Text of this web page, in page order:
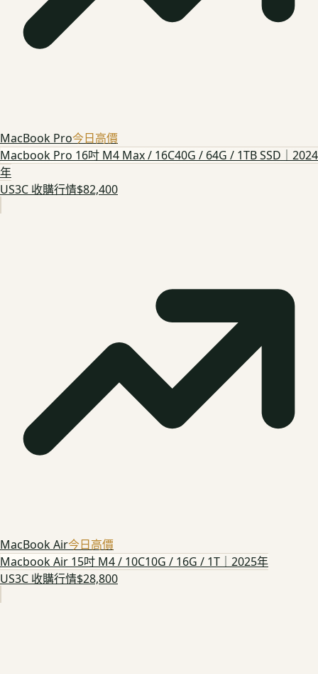
MacBook Pro今日高價
Macbook Pro 16吋 M4 Max / 16C40G / 64G / 1TB SSD｜2024
年
US3C 收購行情$82,400
MacBook Air今日高價
Macbook Air 15吋 M4 / 10C10G / 16G / 1T｜2025年
US3C 收購行情$28,800